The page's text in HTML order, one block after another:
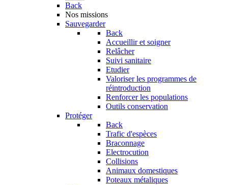
Back
Nos missions
Sauvegarder
Back
Accueillir et soigner
Relâcher
Suivi sanitaire
Etudier
Valoriser les programmes de
réintroduction
Renforcer les populations
Outils conservation
Protéger
Back
Trafic d'espèces
Braconnage
Electrocution
Collisions
Animaux domestiques
Poteaux métaliques